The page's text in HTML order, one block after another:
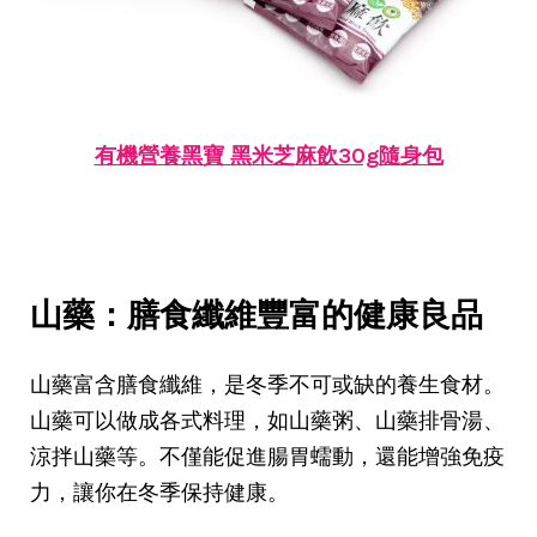
有機營養黑寶 黑米芝麻飲30g隨身包
山藥：膳食纖維豐富的健康良品
山藥富含膳食纖維，是冬季不可或缺的養生食材。
山藥可以做成各式料理，如山藥粥、山藥排骨湯、
涼拌山藥等。不僅能促進腸胃蠕動，還能增強免疫
力，讓你在冬季保持健康。